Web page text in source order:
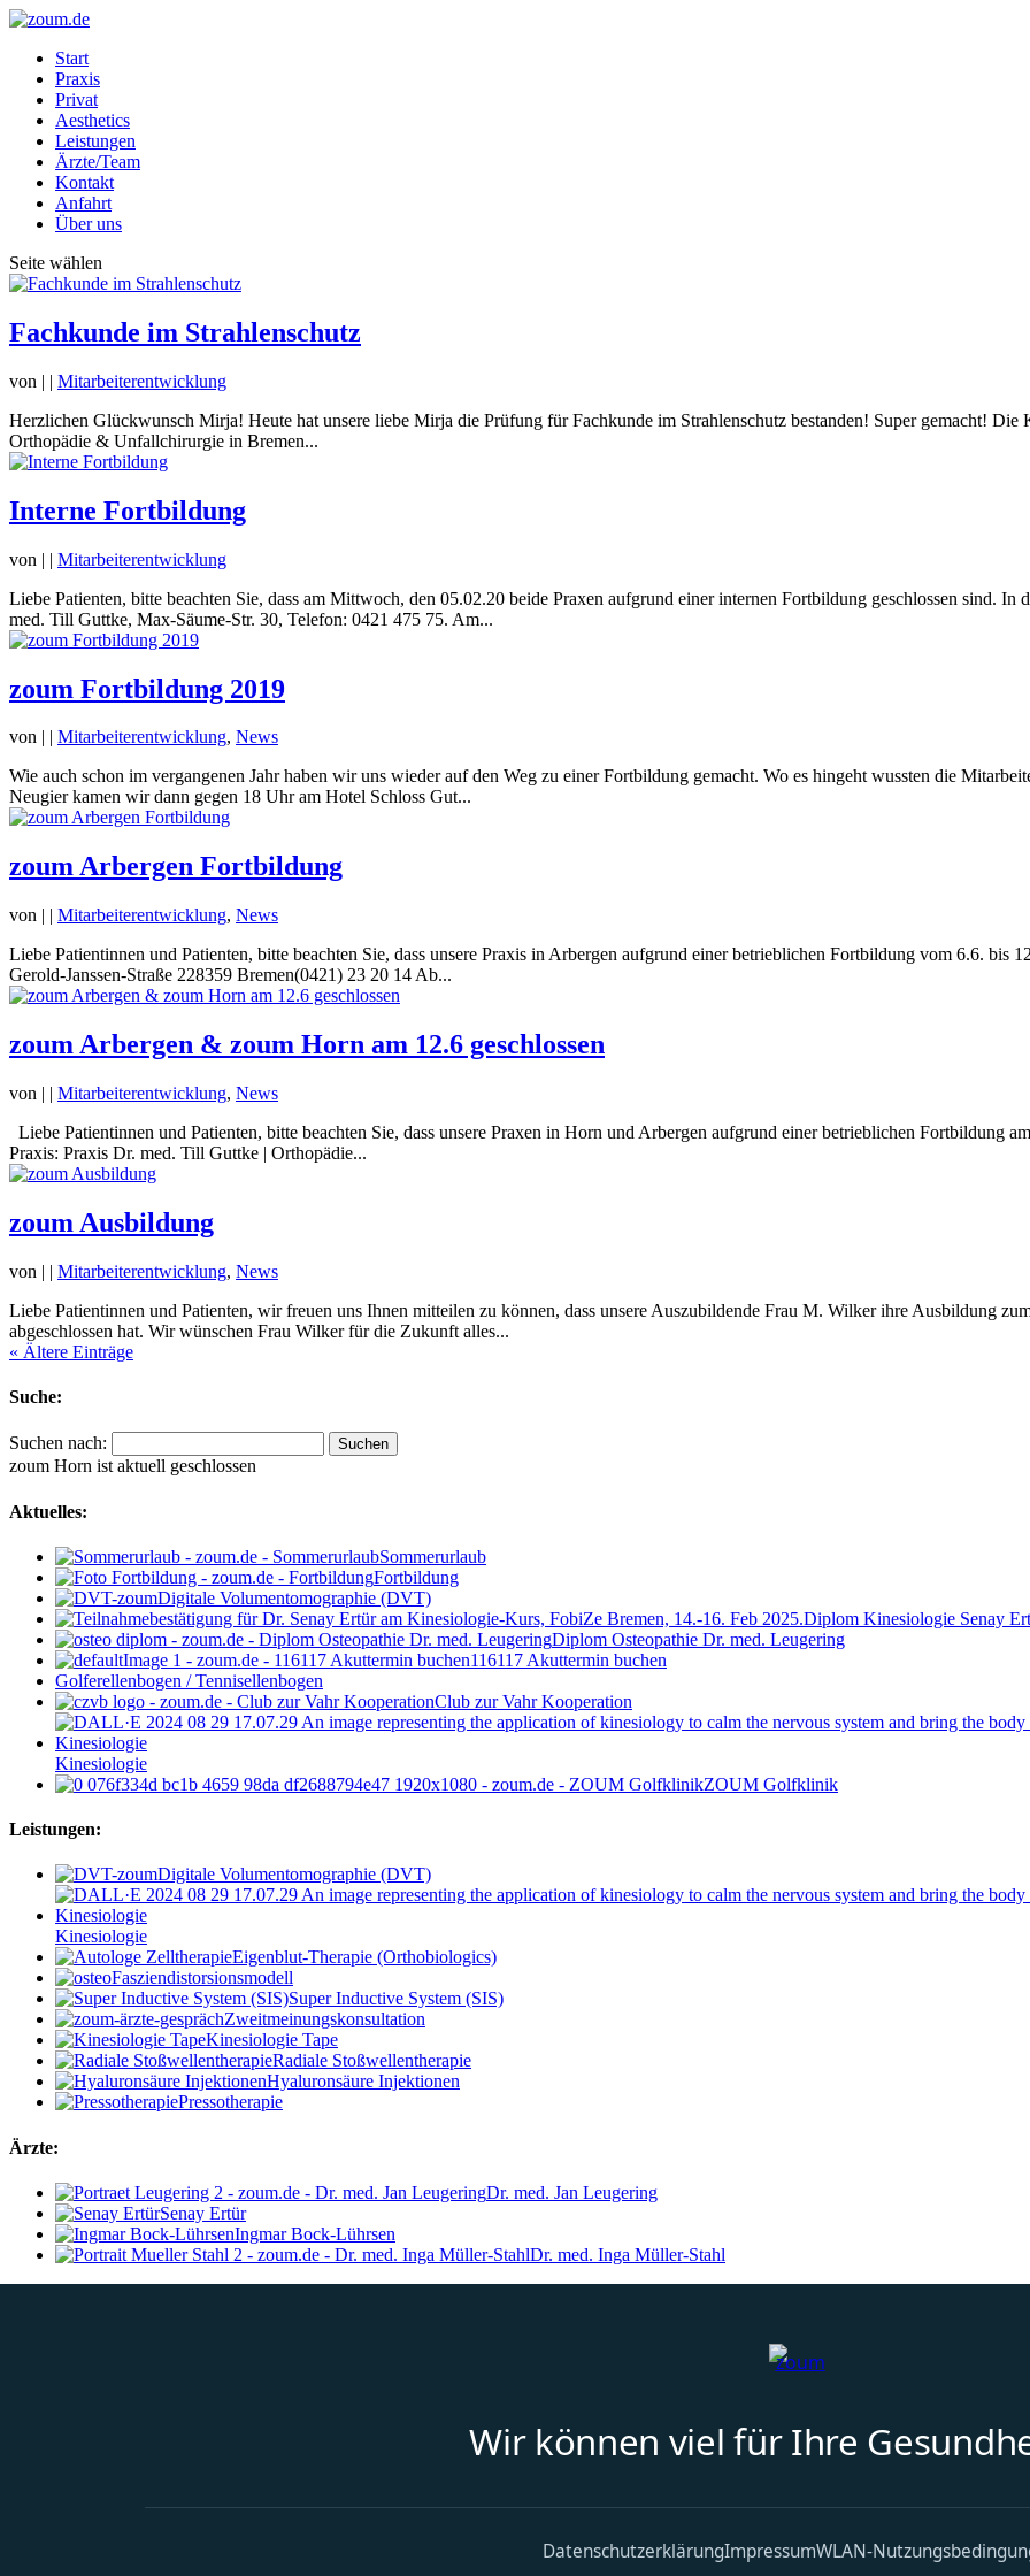
Start
Praxis
Privat
Aesthetics
Leistungen
Ärzte/Team
Kontakt
Anfahrt
Über uns
Seite wählen
Fachkunde im Strahlenschutz
von | | Mitarbeiterentwicklung
Herzlichen Glückwunsch Mirja! Heute hat unsere liebe Mirja die Prüfung für Fachkunde im Strahlenschutz bestanden! Super gemacht!
Orthopädie & Unfallchirurgie in Bremen...
Interne Fortbildung
von | | Mitarbeiterentwicklung
Liebe Patienten, bitte beachten Sie, dass am Mittwoch, den 05.02.20 beide Praxen aufgrund einer internen Fortbildung geschlossen sind.
med. Till Guttke, Max-Säume-Str. 30, Telefon: 0421 475 75. Am...
zoum Fortbildung 2019
von | | Mitarbeiterentwicklung, News
Wie auch schon im vergangenen Jahr haben wir uns wieder auf den Weg zu einer Fortbildung gemacht. Wo es hingeht wussten die
Neugier kamen wir dann gegen 18 Uhr am Hotel Schloss Gut...
zoum Arbergen Fortbildung
von | | Mitarbeiterentwicklung, News
Liebe Patientinnen und Patienten, bitte beachten Sie, dass unsere Praxis in Arbergen aufgrund einer betrieblichen Fortbildung vom 6.6. bis
Gerold-Janssen-Straße 228359 Bremen(0421) 23 20 14 Ab...
zoum Arbergen & zoum Horn am 12.6 geschlossen
von | | Mitarbeiterentwicklung, News
Liebe Patientinnen und Patienten, bitte beachten Sie, dass unsere Praxen in Horn und Arbergen aufgrund einer betrieblichen Fortbildung
Praxis: Praxis Dr. med. Till Guttke | Orthopädie...
zoum Ausbildung
von | | Mitarbeiterentwicklung, News
Liebe Patientinnen und Patienten, wir freuen uns Ihnen mitteilen zu können, dass unsere Auszubildende Frau M. Wilker ihre Ausbildung
abgeschlossen hat. Wir wünschen Frau Wilker für die Zukunft alles...
« Ältere Einträge
Suche:
Suchen nach:
zoum Horn ist aktuell geschlossen
Aktuelles:
Sommerurlaub
Fortbildung
Digitale Volumentomographie (DVT)
Diplom Kinesiologie Senay
Diplom Osteopathie Dr. med. Leugering
116117 Akuttermin buchen
Golferellenbogen / Tennisellenbogen
Club zur Vahr Kooperation
Kinesiologie
ZOUM Golfklinik
Leistungen:
Digitale Volumentomographie (DVT)
Kinesiologie
Eigenblut-Therapie (Orthobiologics)
Fasziendistorsionsmodell
Super Inductive System (SIS)
Zweitmeinungskonsultation
Kinesiologie Tape
Radiale Stoßwellentherapie
Hyaluronsäure Injektionen
Pressotherapie
Ärzte:
Dr. med. Jan Leugering
Senay Ertür
Ingmar Bock-Lührsen
Dr. med. Inga Müller-Stahl
Wir können viel für Ihre
DatenschutzerklärungImpressumWLAN-